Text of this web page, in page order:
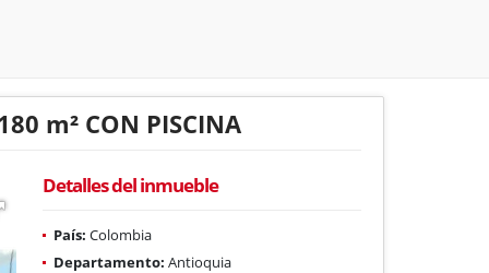
m² CON PISCINA
Detalles del inmueble
País: Colombia
Departamento: Antioquia